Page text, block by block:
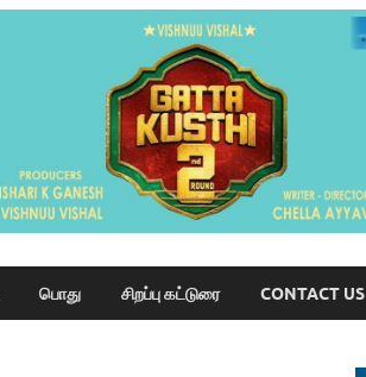
பொது சிறப்பு கட்டுரை CONTACT US